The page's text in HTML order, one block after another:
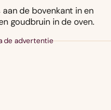
de bovenkant in en
goudbruin in de oven.
de advertentie